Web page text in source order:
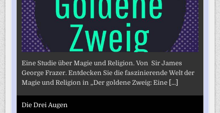
Eine Studie über Magie und Religion. Von Sir James
George Frazer. Entdecken Sie die faszinierende Welt der
Magie und Religion in „Der goldene Zweig: Eine [...]
Die Drei Augen